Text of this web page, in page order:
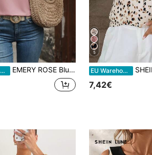
EU Warehouse EMERY ROSE Blusa Casual De Manga Curta De Renda Solúvel Em Água Patchwork Para O Verão, Ideal Para Sair
5
EU Warehouse SHEIN LUNE Blusa de
7,42€